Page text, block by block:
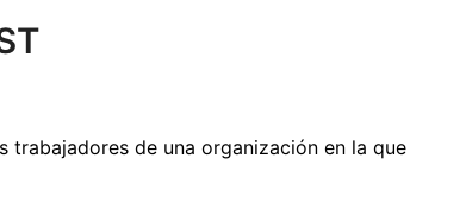
trabajadores de una organización en la que